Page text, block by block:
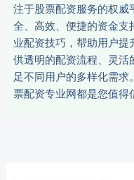
注于股票配资服务的权威
全、高效、便捷的资金
业配资技巧，帮助用户
供透明的配资流程、灵
足不同用户的多样化需
票配资专业网都是您值得